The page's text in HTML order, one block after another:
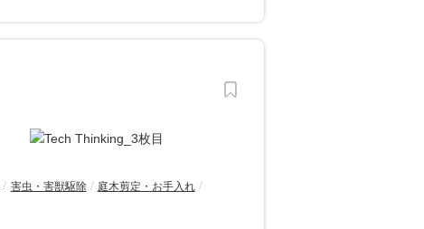
害虫・害獣駆除
庭木剪定・お手入れ